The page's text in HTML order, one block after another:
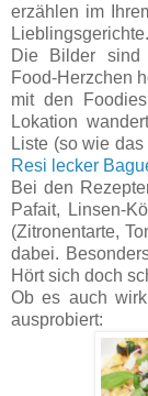
erzählen im
Lieblingsgerichte.
Die Bilder sind
Food-Herzchen
mit den
Lokation
Liste (so wie
Resi lecker
Bei den
Pafait, Linsen-
(Zitronentarte,
dabei.
Hört sich doch
Ob es auch
ausprobiert: